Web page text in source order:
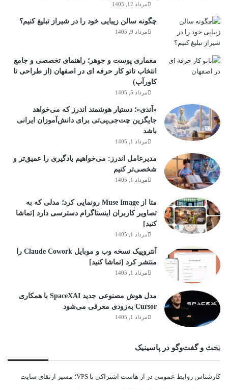
مرداد 12, 1405
چگونه سالن زیبایی خود را در شیراز تبلیغ کنیم؟
مرداد 9, 1405
معماری پوست و جوهر؛ راهنمای تخصصی و جامع
انتخاب تاتو کار حرفه ای در اصفهان (از طراحی تا
کاورآپ)
مرداد 5, 1405
«اَندی»؛ دستیار هوشمند اندرز که می‌خواهد
جایگزین چت‌جی‌پی‌تی برای دانش‌آموزان ایرانی
باشد
مرداد 1, 1405
مدیرعامل اندرز: می‌خواهیم یادگیری را عمیق‌تر و
شخصی‌تر کنیم
مرداد 1, 1405
متا از Muse Image رونمایی کرد؛ مدلی که به
تصاویر کاربران اینستاگرام دسترسی دارد [تماشا
کنید]
مرداد 1, 1405
آنتروپیک نسخه وب و موبایل Claude Cowork را
منتشر کرد [تماشا کنید]
مرداد 1, 1405
مدل هوش مصنوعی جدید SpaceXAI با همکاری
Cursor به‌زودی معرفی می‌شود
مرداد 1, 1405
بحث و گفت‌وگو در پاسینیک
کارشناس روابط عمومی در از هاست اشتراکی تا VPS؛ مسیر ارتقای سایت